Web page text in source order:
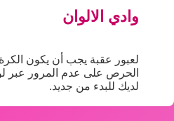
وادي الالوان
لعبور عقبة يجب أن يكون
الحرص على عدم المرور عبر
لديك للبدء من جديد.